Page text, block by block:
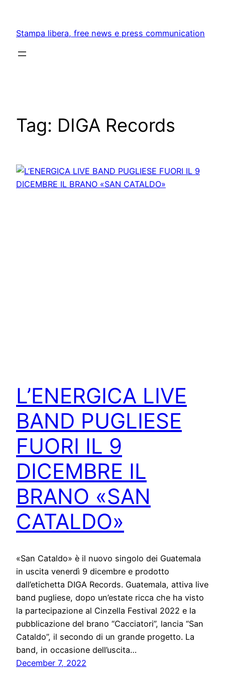
content
Stampa libera, free news e press communication
Tag: DIGA Records
L’ENERGICA LIVE
BAND PUGLIESE
FUORI IL 9
DICEMBRE IL
BRANO «SAN
CATALDO»
«San Cataldo» è il nuovo singolo dei Guatemala
in uscita venerdì 9 dicembre e prodotto
dall’etichetta DIGA Records. Guatemala, attiva live
band pugliese, dopo un’estate ricca che ha visto
la partecipazione al Cinzella Festival 2022 e la
pubblicazione del brano “Cacciatori”, lancia “San
Cataldo”, il secondo di un grande progetto. La
band, in occasione dell’uscita…
December 7, 2022